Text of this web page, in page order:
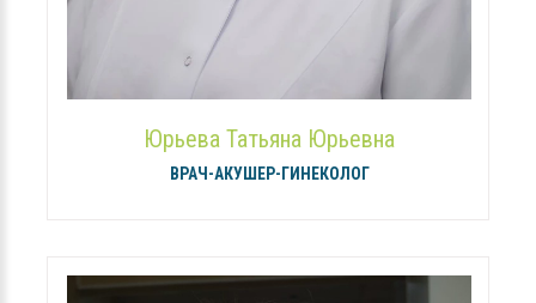
Юрьева Татьяна Юрьевна
ВРАЧ-АКУШЕР-ГИНЕКОЛОГ